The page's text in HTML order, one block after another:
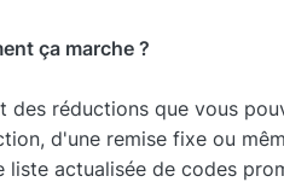
ça marche ?
des réductions que vous
d'une remise fixe ou
liste actualisée de codes